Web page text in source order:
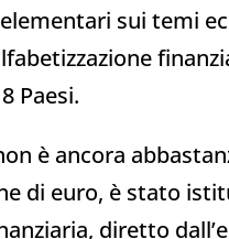
sui temi
Paesi.
è ancora
di euro, è stato
diretto